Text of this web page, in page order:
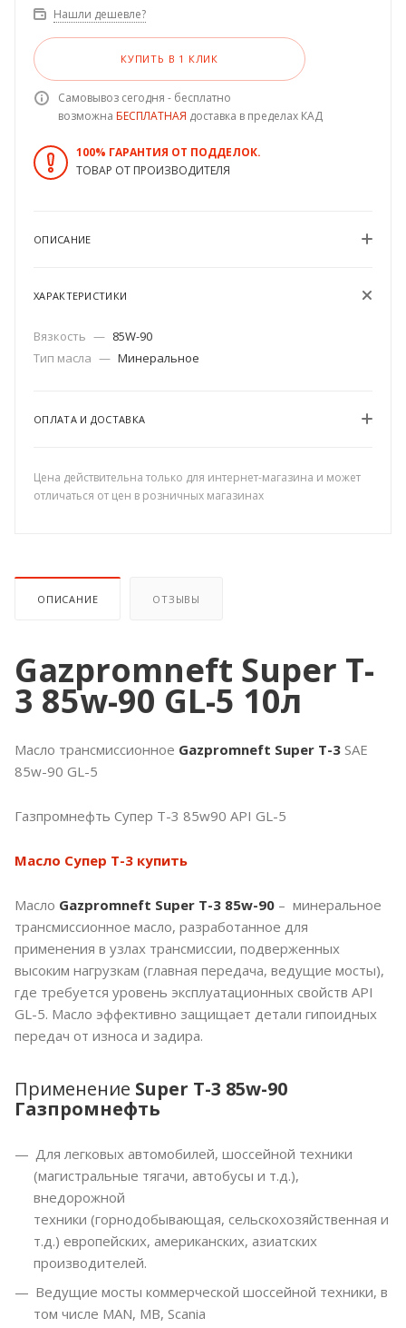
Нашли дешевле?
КУПИТЬ В 1 КЛИК
Самовывоз сегодня - бесплатно
возможна БЕСПЛАТНАЯ доставка в пределах КАД
100% ГАРАНТИЯ ОТ ПОДДЕЛОК.
ТОВАР ОТ ПРОИЗВОДИТЕЛЯ
ОПИСАНИЕ
ХАРАКТЕРИСТИКИ
Вязкость — 85W-90
Тип масла — Минеральное
ОПЛАТА И ДОСТАВКА
Цена действительна только для интернет-магазина и может
отличаться от цен в розничных магазинах
ОПИСАНИЕ ОТЗЫВЫ
Gazpromneft Super T-
3 85w-90 GL-5 10л
Масло трансмиссионное Gazpromneft Super T-3 SAE
85w-90 GL-5
Газпромнефть Супер Т-3 85w90 API GL-5
Масло Супер T-3 купить
Масло Gazpromneft Super T-3 85w-90 – минеральное
трансмиссионное масло, разработанное для
применения в узлах трансмиссии, подверженных
высоким нагрузкам (главная передача, ведущие мосты),
где требуется уровень эксплуатационных свойств API
GL-5. Масло эффективно защищает детали гипоидных
передач от износа и задира.
Применение Super T-3 85w-90
Газпромнефть
Для легковых автомобилей, шоссейной техники
(магистральные тягачи, автобусы и т.д.),
внедорожной
техники (горнодобывающая, сельскохозяйственная и
т.д.) европейских, американских, азиатских
производителей.
Ведущие мосты коммерческой шоссейной техники, в
том числе MAN, MB, Scania